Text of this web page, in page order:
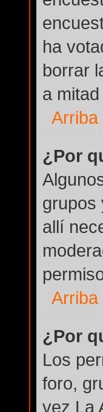
ha
borrar
a
Arriba
¿Por
grupos
allí
Arriba
¿Por
Los
foro,
vez La